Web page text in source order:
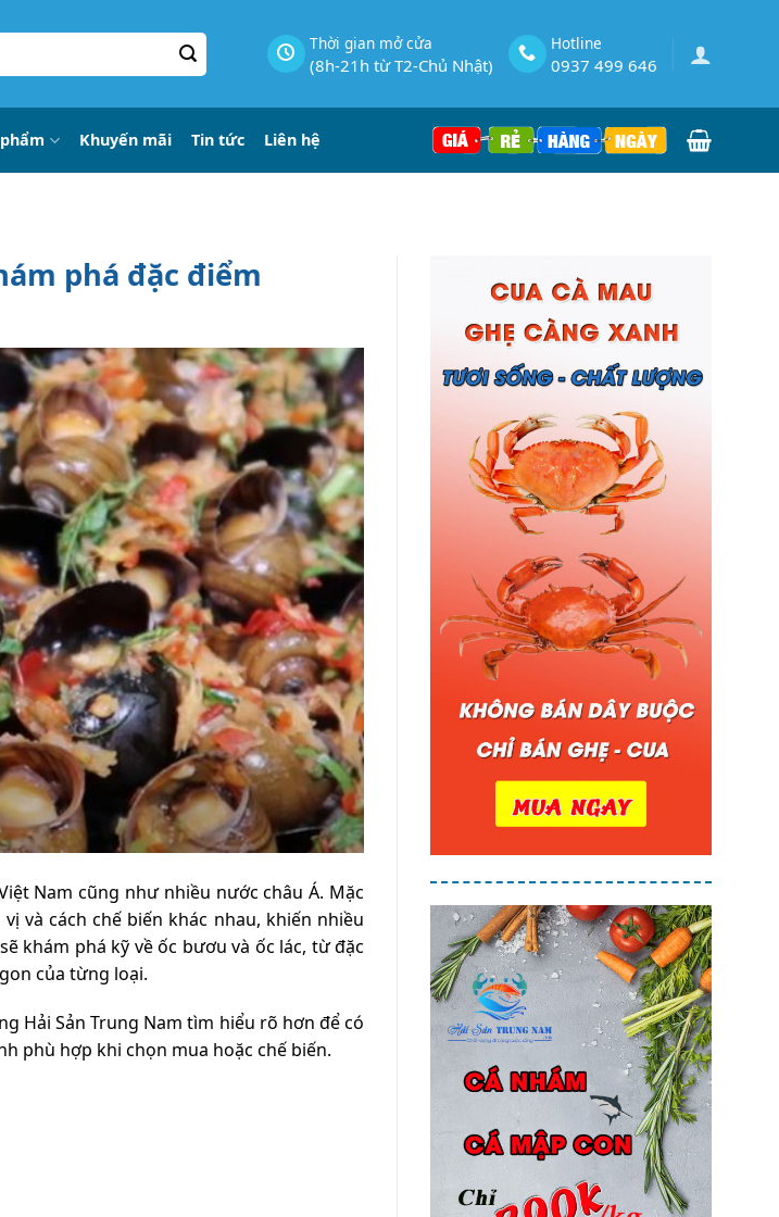
Thời gian mở cửa
(8h-21h từ T2-Chủ Nhật)
Hotline
0937 499 646
Khuyến mãi Tin tức Liên hệ
phá đặc điểm
Nam cũng như nhiều nước châu Á. Mặc
và cách chế biến khác nhau, khiến nhiều
khám phá kỹ về ốc bươu và ốc lác, từ đặc
của từng loại.
Hải Sản Trung Nam tìm hiểu rõ hơn để có
phù hợp khi chọn mua hoặc chế biến.